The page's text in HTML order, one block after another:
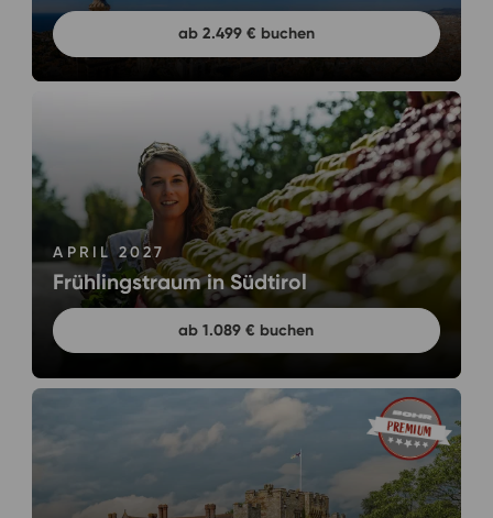
ab 2.499 € buchen
APRIL 2027
Frühlingstraum in Südtirol
ab 1.089 € buchen